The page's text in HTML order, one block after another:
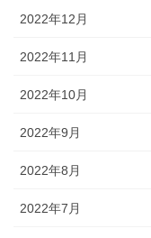
2022年12月
2022年11月
2022年10月
2022年9月
2022年8月
2022年7月